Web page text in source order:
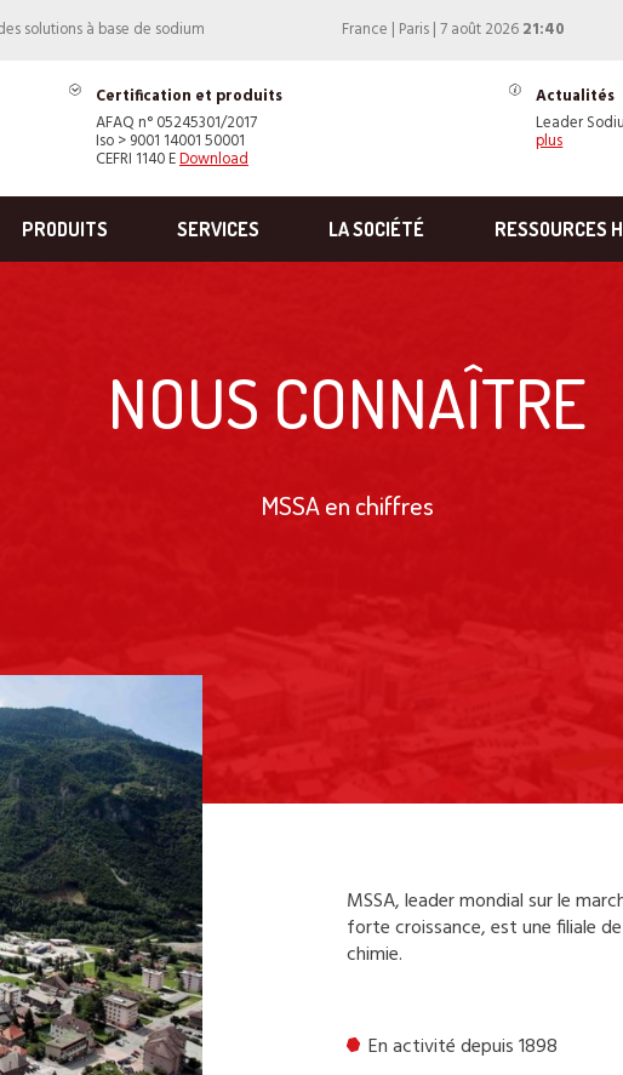
solutions à base de sodium France | Paris | 7 août 202621:40
Certification et produits
AFAQ n° 05245301/2017
Iso > 9001 14001 50001
CEFRI 1140 EDownload
Actualités
Leader
plus
PRODUITS SERVICES LA SOCIÉTÉ RESSOURCES
NOUS CONNAÎTRE
MSSA en chiffres
MSSA, leader mondial sur le
forte croissance, est une filiale
chimie.
En activité depuis 1898